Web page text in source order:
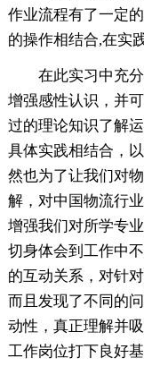
作业流程有了一定
的操作相结合,在实
在此实习中充
增强感性认识，并
过的理论知识了解
具体实践相结合，
然也为了让我们对
解，对中国物流行
增强我们对所学专
切身体会到工作中
的互动关系，对针
而且发现了不同的
动性，真正理解并
工作岗位打下良好基